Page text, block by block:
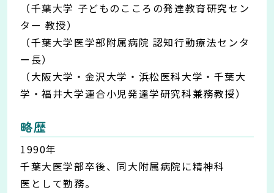
（千葉大学 子どものこころの発達教育研究セン
ター 教授）
（千葉大学医学部附属病院 認知行動療法センタ
ー長）
（大阪大学・金沢大学・浜松医科大学・千葉大
学・福井大学連合小児発達学研究科兼務教授）
略歴
1990年
千葉大医学部卒後、同大附属病院に精神科
医として勤務。